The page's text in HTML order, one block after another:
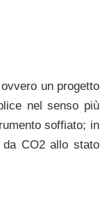
un progetto
nel senso più
soffiato; in
da CO2allo stato